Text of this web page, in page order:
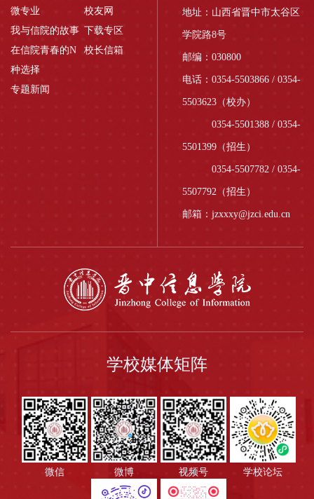
微专业
校友网
我与信院的故事 下载专区
在信院青春的N
种选择
校长信箱
专题新闻
地址：山西省晋中市太谷区
学院路8号
邮编：030800
电话：0354-5503866 / 0354-
5503623（校办）
0354-5501388 / 0354-
5501399（招生）
0354-5507782 / 0354-
5507792（招生）
邮箱：jzxxxy@jzci.edu.cn
学校媒体矩阵
微信 微博 视频号 学校论坛